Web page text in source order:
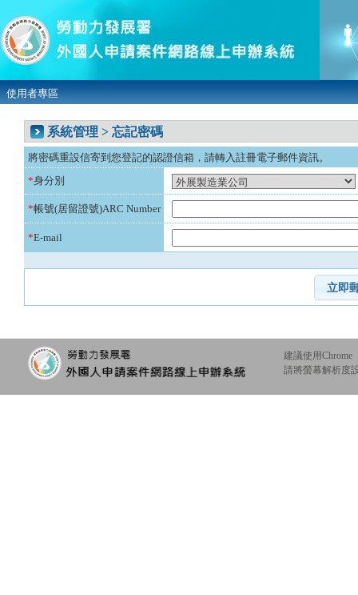
使用者專區
系統管理 > 忘記密碼
將密碼重設信寄到您登記的認證信箱，請轉入註冊電子郵件資訊。
*身分別
*帳號(居留證號)ARC Number
*E-mail
建議使用Chrome
請將螢幕解析度